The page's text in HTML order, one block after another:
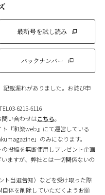
最新号を試し読み
バックナンバー
記載漏れがありました。お詫び申
6215-6116
い合わせはこちら。
『和樂web』にて運営している
」のみになります。
投稿を無断使用しプレゼント企画
ますが、弊社とは一切関係ないの
ト当選告知）などを受け取った際
自体を削除していただくようお願